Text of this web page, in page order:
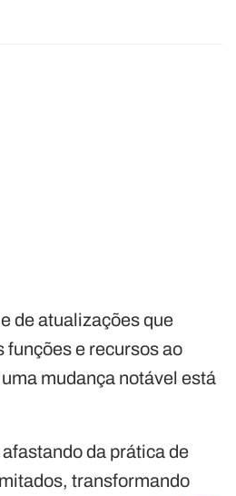
de atualizações que
e recursos ao
mudança notável está
da prática de
transformando